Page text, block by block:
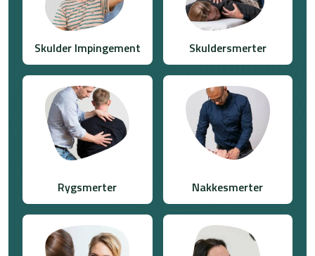
Skulder Impingement Skuldersmerter
Rygsmerter Nakkesmerter